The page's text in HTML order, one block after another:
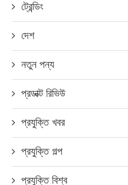
ট্রেন্ডিং
দেশ
নতুন পন্য
প্রডাক্ট রিভিউ
প্রযুক্তি খবর
প্রযুক্তি গল্প
প্রযুক্তি বিশ্ব